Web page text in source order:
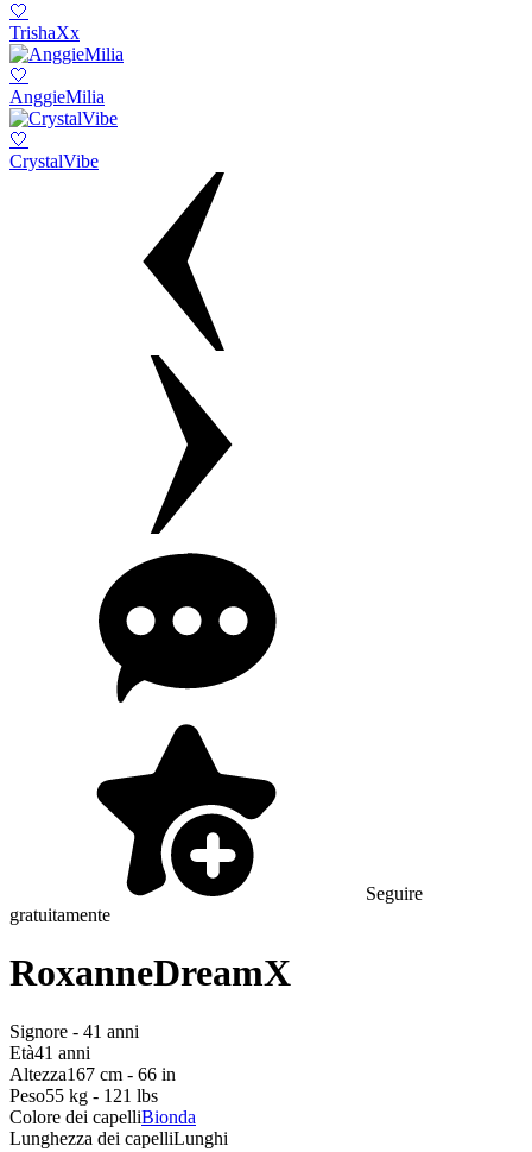
🤍
TrishaXx
🤍
AnggieMilia
🤍
CrystalVibe
Seguire
gratuitamente
RoxanneDreamX
Signore - 41 anni
Età41 anni
Altezza167 cm - 66 in
Peso55 kg - 121 lbs
Colore dei capelliBionda
Lunghezza dei capelliLunghi